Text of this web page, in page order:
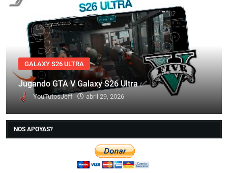
GALAXY S26 ULTRA
Jugando GTA V Galaxy S26 Ultra ✅
YouTutosJeff abril 29, 2026
NOS APOYAS?